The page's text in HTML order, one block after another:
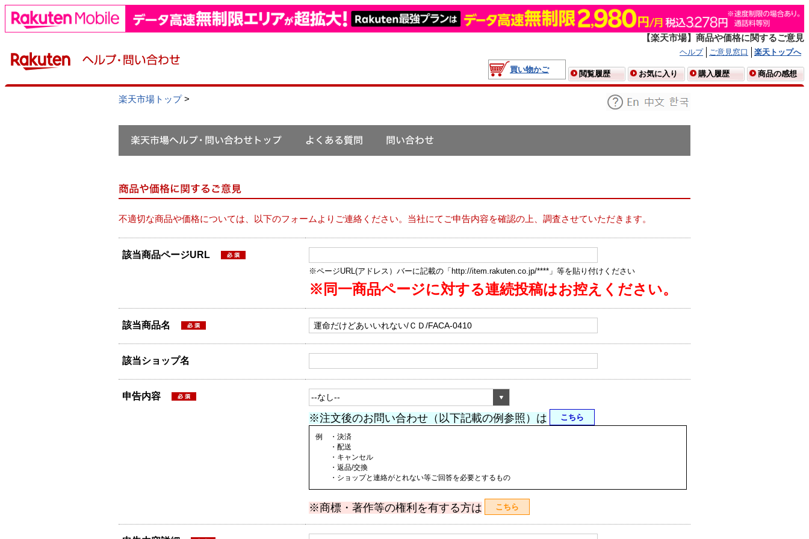
【楽天市場】商品や価格に関するご意見
ヘルプ ご意見窓口
楽天トップへ
買い物かご
閲覧履歴 お気に入り 購入履歴 商品の感想
楽天市場トップ>
不適切な商品や価格については、以下のフォームよりご連絡ください。当社にてご申告内容を確認の上、調査させていただきます。
該当商品ページURL
※ページURL(アドレス）バーに記載の「http://item.rakuten.co.jp/****」等を貼り付けください
※同一商品ページに対する連続投稿はお控えください。
該当商品名
該当ショップ名
申告内容
※注文後のお問い合わせ（以下記載の例参照）は こちら
例 ・決済
・配送
・キャンセル
・返品/交換
・ショップと連絡がとれない等ご回答を必要とするもの
※商標・著作等の権利を有する方は こちら